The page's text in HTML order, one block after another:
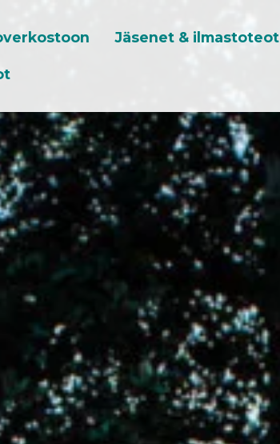
Jäsenet & ilmastoteot